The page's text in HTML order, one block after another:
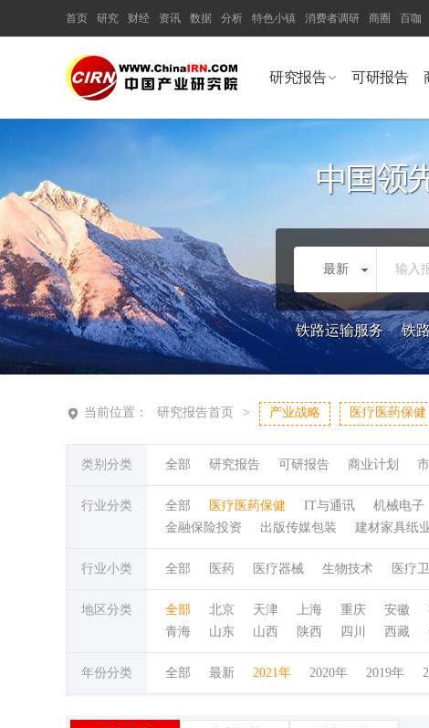
首页 研究 财经 资讯 数据 分析 特色小镇 消费者调研 商圈 百咖
研究报告 可研报告
输入
最新
铁路运输服务 铁
当前位置： 研究报告首页 > 产业战略 医疗医药保健
类别分类 全部 研究报告 可研报告 商业计划
行业分类 全部 医疗医药保健 IT与通讯 机械电子
金融保险投资
出版传媒包装 建材家具纸
行业小类 全部 医药 医疗器械 生物技术 医疗
地区分类 全部 北京 天津 上海 重庆 安徽
青海
山东 山西 陕西 四川 西藏
年份分类 全部 最新 2021年 2020年 2019年